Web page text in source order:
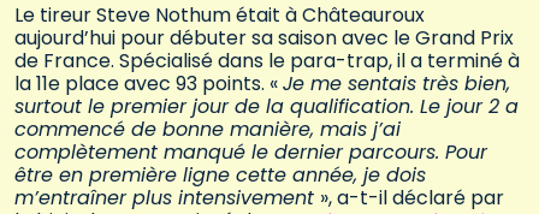
Le tireur Steve Nothum était à Châteauroux
aujourd’hui pour débuter sa saison avec le Grand Prix
de France. Spécialisé dans le para-trap, il a terminé à
la 11e place avec 93 points. «Je me sentais très bien,
surtout le premier jour de la qualification. Le jour 2 a
commencé de bonne manière, mais j’ai
complètement manqué le dernier parcours. Pour
être en première ligne cette année, je dois
m’entraîner plus intensivement », a-t-il déclaré par